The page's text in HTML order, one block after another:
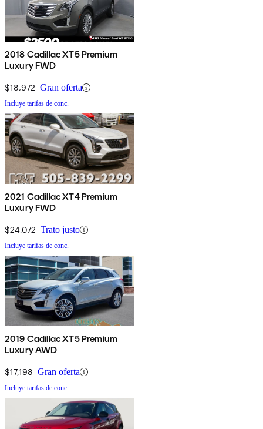
2018 Cadillac XT5 Premium
Luxury FWD
$18,972 Gran oferta
Incluye tarifas de conc.
2021 Cadillac XT4 Premium
Luxury FWD
$24,072 Trato justo
Incluye tarifas de conc.
2019 Cadillac XT5 Premium
Luxury AWD
$17,198 Gran oferta
Incluye tarifas de conc.